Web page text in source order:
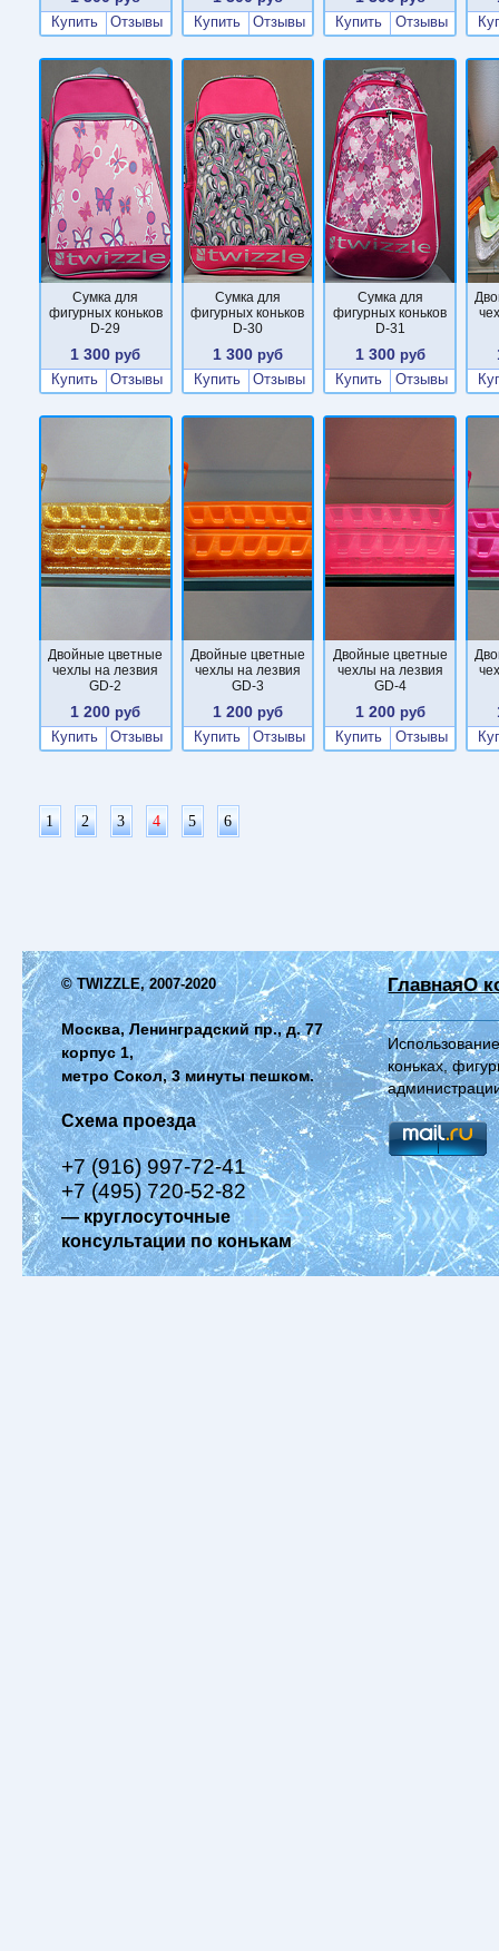
Купить
Отзывы
Купить
Отзывы
Купить
Отзывы
Сумка для
фигурных коньков
D-29
1 300 руб
Купить
Отзывы
Сумка для
фигурных коньков
D-30
1 300 руб
Купить
Отзывы
Сумка для
фигурных коньков
D-31
1 300руб
Купить
Отзывы
Двойные цветные
чехлы на лезвия
GD-2
1 200 руб
Купить
Отзывы
Двойные цветные
чехлы на лезвия
GD-3
1 200 руб
Купить
Отзывы
Двойные цветные
чехлы на лезвия
GD-4
1 200руб
Купить
Отзывы
1 2 3 4 5 6
© TWIZZLE, 2007-2020
Москва, Ленинградский пр., д. 77
корпус 1,
метро Сокол, 3 минуты пешком.
Схема проезда
+7 (916) 997-72-41
+7 (495) 720-52-82
— круглосуточные
консультации по конькам
ГлавнаяО
коньках,